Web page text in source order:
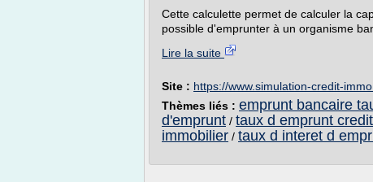
Cette calculette permet de calculer la
possible d'emprunter à un organisme
Lire la suite
Site : https://www.simulation-credit-
Thèmes liés : emprunt bancaire
d'emprunt / taux d emprunt
immobilier / taux d interet d